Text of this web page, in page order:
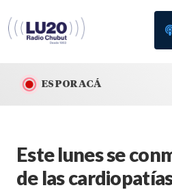
ES POR ACÁ
Este lunes se
de las